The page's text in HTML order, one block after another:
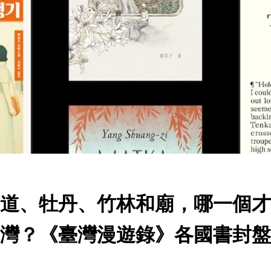
、牡丹、竹林和廟，哪一個
？《臺灣漫遊錄》各國書封